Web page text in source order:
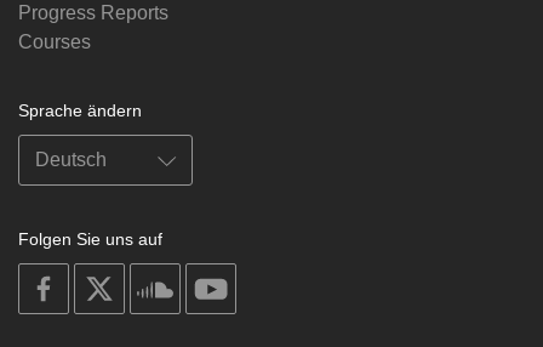
Progress Reports
Courses
Sprache ändern
Folgen Sie uns auf
on
facebook
soundcloud